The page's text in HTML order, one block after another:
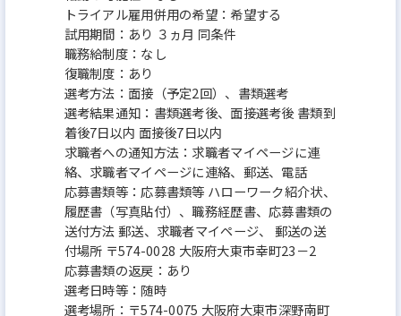
トライアル雇用併用の希望：希望する
試用期間：あり ３ヵ月 同条件
職務給制度：なし
復職制度：あり
選考方法：面接（予定2回）、書類選考
選考結果通知：書類選考後、面接選考後 書類到
着後7日以内 面接後7日以内
求職者への通知方法：求職者マイページに連
絡、求職者マイページに連絡、郵送、電話
応募書類等：応募書類等 ハローワーク紹介状、
履歴書（写真貼付）、職務経歴書、応募書類の
送付方法 郵送、求職者マイページ、 郵送の送
付場所 〒574-0028 大阪府大東市幸町23－2
応募書類の返戻：あり
選考日時等：随時
選考場所：〒574-0075 大阪府大東市深野南町